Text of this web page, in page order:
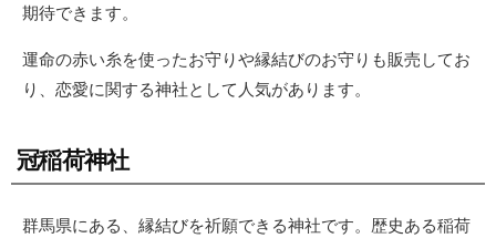
期待できます。
運命の赤い糸を使ったお守りや縁結びのお守りも販売してお
り、恋愛に関する神社として人気があります。
冠稲荷神社
群馬県にある、縁結びを祈願できる神社です。歴史ある稲荷